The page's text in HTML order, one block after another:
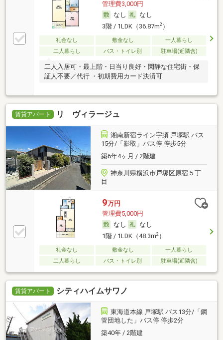
管理費3,000円
なし
なし
3階 / 1LDK（36.87m2）
礼金なし 敷金なし
一人暮らし
二人暮らし
バス・トイレ別 駐車場(近隣含)
二人入居可・最上階・日当り良好・閑静な住宅街・保
証人不要／代行 ・初期費用カード決済可
賃貸アパート リ ヴィラージュ
湘南新宿ライン宇須 戸塚駅 バス
15分/「影取」バス停 停歩5分
築6年4ヶ月 / 2階建
神奈川県横浜市戸塚区原宿５丁
目
9万円
管理費5,000円
なし
なし
1階 / 1LDK（48.3m2）
礼金なし 敷金なし
一人暮らし
二人暮らし
バス・トイレ別 駐車場(近隣含)
賃貸アパート シティハイムサワノ
東海道本線 戸塚駅 バス13分/「鋼
管団地した」バス停 停歩2分
築40年 / 2階建